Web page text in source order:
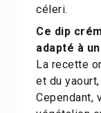
céleri.
Ce dip
adapté à
La recette
et du
Cependant,